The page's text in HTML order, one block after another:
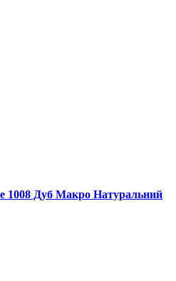
1008 Дуб Макро Натуральний